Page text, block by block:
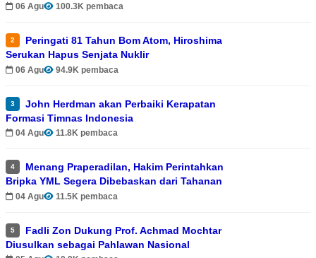
06 Agu 100.3K pembaca
2
Peringati 81 Tahun Bom Atom, Hiroshima
Serukan Hapus Senjata Nuklir
06 Agu 94.9K pembaca
3
John Herdman akan Perbaiki Kerapatan
Formasi Timnas Indonesia
04 Agu 11.8K pembaca
4
Menang Praperadilan, Hakim Perintahkan
Bripka YML Segera Dibebaskan dari Tahanan
04 Agu 11.5K pembaca
5
Fadli Zon Dukung Prof. Achmad Mochtar
Diusulkan sebagai Pahlawan Nasional